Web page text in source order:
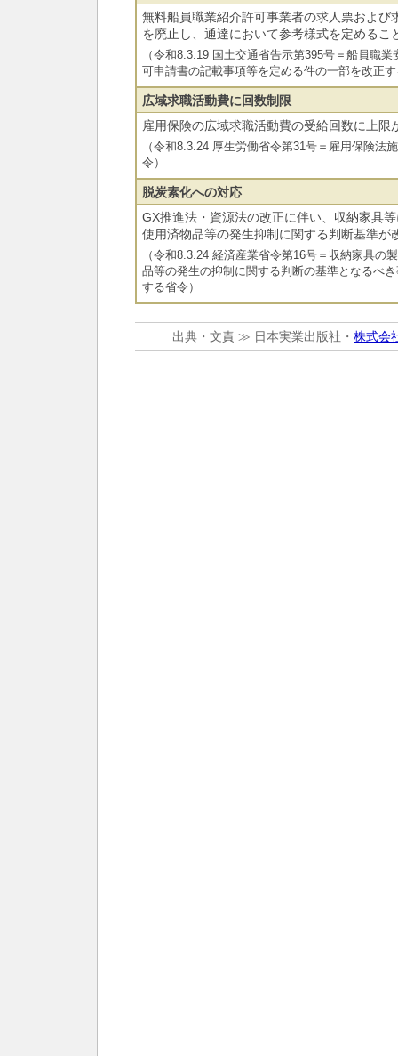
無料船員職業紹介許可事業者の求人票および
を廃止し、通達において参考様式を定めるこ
（令和8.3.19 国土交通省告示第395号＝船員職
可申請書の記載事項等を定める件の一部を改正
広域求職活動費に回数制限
雇用保険の広域求職活動費の受給回数に上限
（令和8.3.24 厚生労働省令第31号＝雇用保険法
令）
脱炭素化への対応
GX推進法・資源法の改正に伴い、収納家具
使用済物品等の発生抑制に関する判断基準が
（令和8.3.24 経済産業省令第16号＝収納家具の
品等の発生の抑制に関する判断の基準となるべ
する省令）
出典・文責 ≫ 日本実業出版社・ 株式会